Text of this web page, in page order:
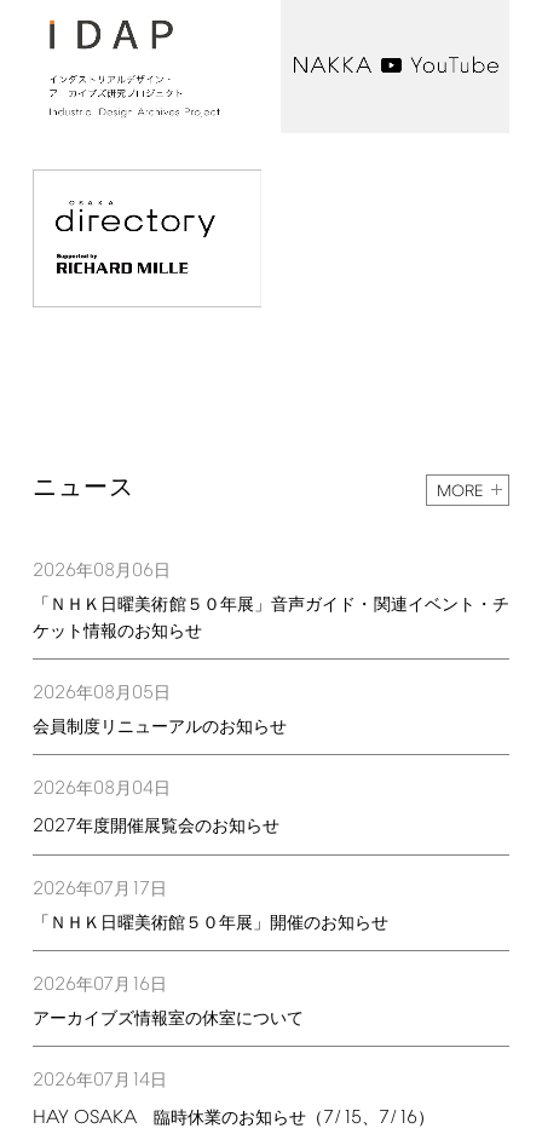
ニュース MORE
2026年08月 06日
「ＮＨＫ日曜美術館５０年展」音声ガイド・関連イベント・チ
ケット情報のお知らせ
2026年08月 05日
会員制度リニューアルのお知らせ
2026年08月 04日
2027年度開催展覧会のお知らせ
2026年07月 17日
「ＮＨＫ日曜美術館５０年展」開催のお知らせ
2026年07月 16日
アーカイブズ情報室の休室について
2026年07月 14日
HAY OSAKA臨時休業のお知らせ（7/15、 7/16）